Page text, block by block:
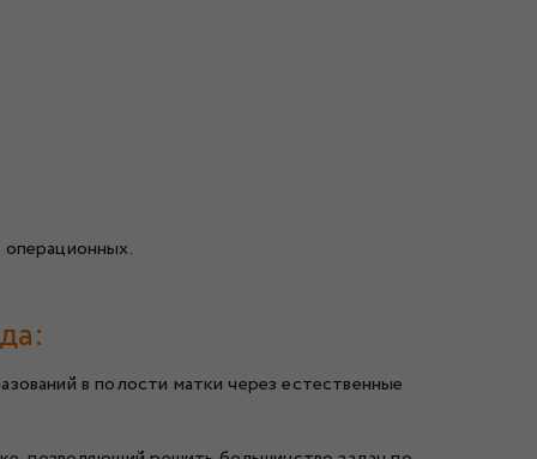
в полости матки через естественные